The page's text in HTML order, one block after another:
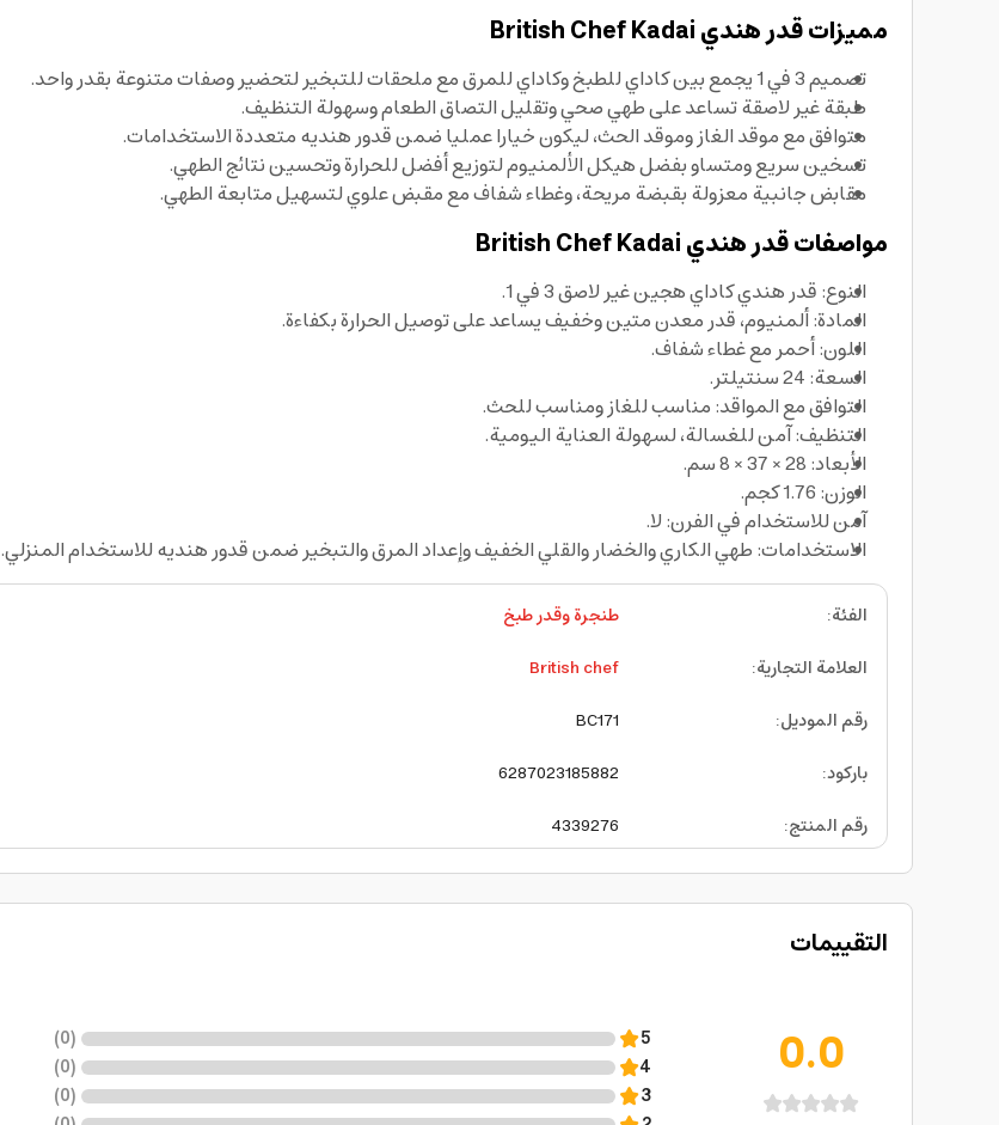
مميزات قدر هندي British Chef Kadai
تصميم 3 في 1 يجمع بين كاداي للطبخ وكاداي للمرق مع ملحقات للتبخير لتحضير وصفات متنوعة بقدر واحد.
طبقة غير لاصقة تساعد على طهي صحي وتقليل التصاق الطعام وسهولة التنظيف.
متوافق مع موقد الغاز وموقد الحث، ليكون خيارا عمليا ضمن قدور هنديه متعددة الاستخدامات.
تسخين سريع ومتساو بفضل هيكل الألمنيوم لتوزيع أفضل للحرارة وتحسين نتائج الطهي.
مقابض جانبية معزولة بقبضة مريحة، وغطاء شفاف مع مقبض علوي لتسهيل متابعة الطهي.
مواصفات قدر هندي British Chef Kadai
النوع: قدر هندي كاداي هجين غير لاصق 3 في 1.
المادة: ألمنيوم، قدر معدن متين وخفيف يساعد على توصيل الحرارة بكفاءة.
اللون: أحمر مع غطاء شفاف.
السعة: 24 سنتيلتر.
التوافق مع المواقد: مناسب للغاز ومناسب للحث.
التنظيف: آمن للغسالة، لسهولة العناية اليومية.
الأبعاد: 28 × 37 × 8 سم.
الوزن: 1.76 كجم.
آمن للاستخدام في الفرن: لا.
الاستخدامات: طهي الكاري والخضار والقلي الخفيف وإعداد المرق والتبخير ضمن قدور هنديه للاستخدام المنزلي.
الفئة:
طنجرة وقدر طبخ
العلامة التجارية:
British chef
رقم الموديل:
BC171
باركود:
6287023185882
رقم المنتج:
4339276
التقييمات
0.0
5
(
0
)
4
(
0
)
3
(
0
)